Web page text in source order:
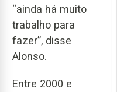
“ainda há muito
trabalho para
fazer”, disse
Alonso.
Entre 2000 e